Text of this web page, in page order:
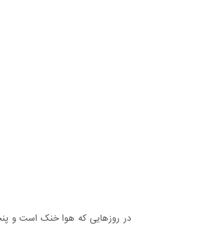
در روزهایی که هوا خنک است و